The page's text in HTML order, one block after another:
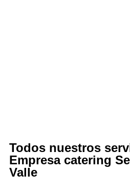
Todos nuestros
Empresa catering
Valle